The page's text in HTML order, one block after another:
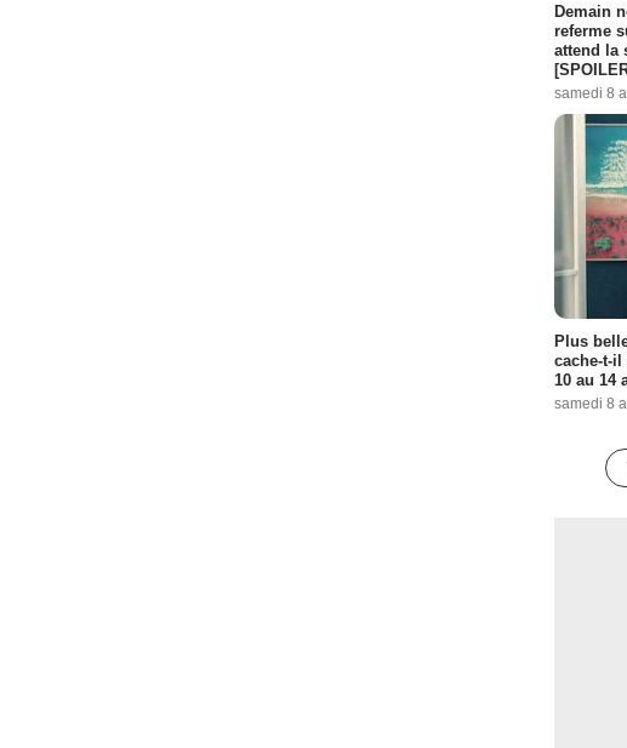
Demain
referme
attend la
samedi 8
Plus
cache-t-
10 au 14
samedi 8